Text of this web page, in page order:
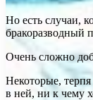
Но есть случаи,
бракоразводный
Очень сложно
Некоторые,
в ней, ни к чему